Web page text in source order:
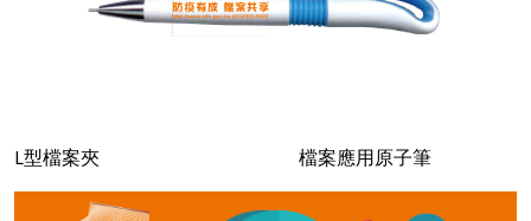
L型檔案夾 檔案應用原子筆